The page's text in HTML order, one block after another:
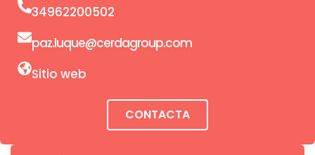
34962200502
paz.luque@cerdagroup.com
Sitio web
CONTACTA